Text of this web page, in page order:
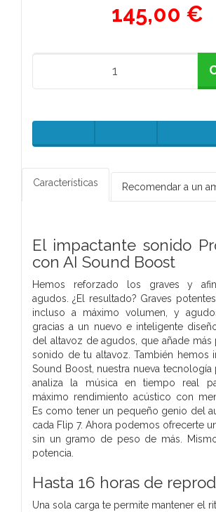
145,00 €
Características Recomendar a un
El impactante sonido
con AI Sound Boost
Hemos reforzado los graves y
agudos. ¿El resultado? Graves
incluso a máximo volumen, y
gracias a un nuevo e inteligente
del altavoz de agudos, que añade más
sonido de tu altavoz. También hemos
Sound Boost, nuestra nueva tecnología
analiza la música en tiempo real
máximo rendimiento acústico con
Es como tener un pequeño genio del
cada Flip 7. Ahora podemos ofrecerte
sin un gramo de peso de más.
potencia.
Hasta 16 horas de
Una sola carga te permite mantener el